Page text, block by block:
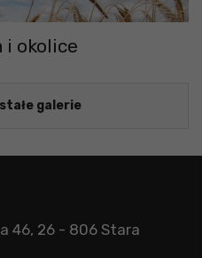
i okolice
galerie
46, 26 - 806 Stara